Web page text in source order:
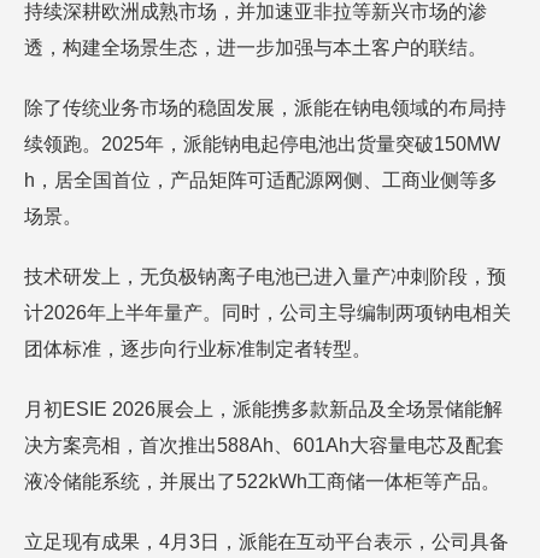
持续深耕欧洲成熟市场，并加速亚非拉等新兴市场的渗
透，构建全场景生态，进一步加强与本土客户的联结。
除了传统业务市场的稳固发展，派能在钠电领域的布局持
续领跑。2025年，派能钠电起停电池出货量突破150MW
h，居全国首位，产品矩阵可适配源网侧、工商业侧等多
场景。
技术研发上，无负极钠离子电池已进入量产冲刺阶段，预
计2026年上半年量产。同时，公司主导编制两项钠电相关
团体标准，逐步向行业标准制定者转型。
月初ESIE 2026展会上，派能携多款新品及全场景储能解
决方案亮相，首次推出588Ah、601Ah大容量电芯及配套
液冷储能系统，并展出了522kWh工商储一体柜等产品。
立足现有成果，4月3日，派能在互动平台表示，公司具备